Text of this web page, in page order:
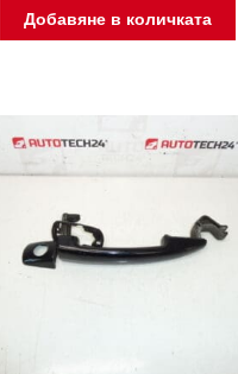
Добавяне в количката